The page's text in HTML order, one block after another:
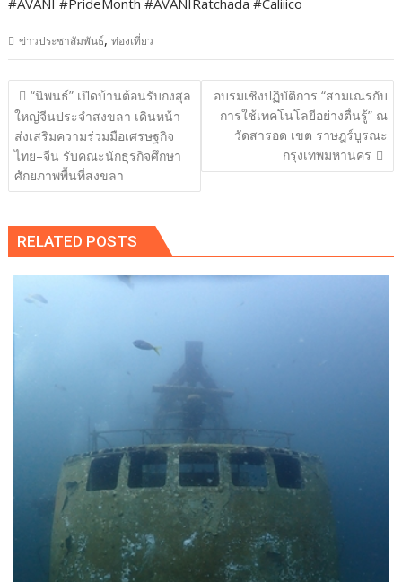
ข่าวประชาสัมพันธ์,ท่องเที่ยว
แนะแนว
เรื่อง
“นิพนธ์” เปิดบ้านต้อนรับกงสุล
ใหญ่จีนประจำสงขลา เดินหน้า
ส่งเสริมความร่วมมือเศรษฐกิจ
ไทย–จีน รับคณะนักธุรกิจศึกษา
ศักยภาพพื้นที่สงขลา
อบรมเชิงปฏิบัติการ “สามเณรกับ
การใช้เทคโนโลยีอย่างตื่นรู้” ณ
วัดสารอด เขต ราษฎร์บูรณะ
กรุงเทพมหานคร
RELATED POSTS